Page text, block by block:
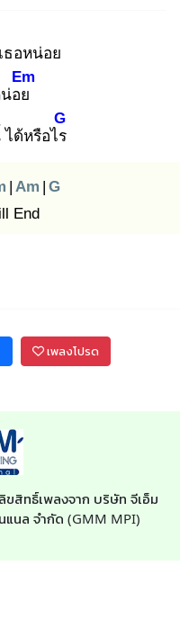
เธอหน่อย
อย
Em
ได้หรือไร
G
| Am | G
End
เพลงโปรด
สิทธิ์เพลงจาก บริษัท จีเอ็ม
แนล จำกัด (GMM MPI)